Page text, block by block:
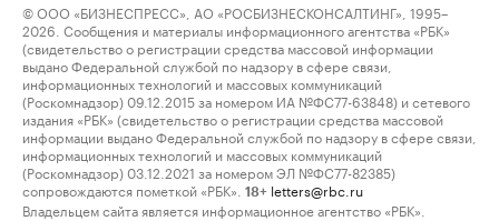
© ООО «БИЗНЕСПРЕСС», АО «РОСБИЗНЕСКОНСАЛТИНГ», 1995–
2026. Сообщения и материалы информационного агентства «РБК»
(свидетельство о регистрации средства массовой информации
выдано Федеральной службой по надзору в сфере связи,
информационных технологий и массовых коммуникаций
(Роскомнадзор) 09.12.2015 за номером ИА №ФС77-63848) и сетевого
издания «РБК» (свидетельство о регистрации средства массовой
информации выдано Федеральной службой по надзору в сфере связи,
информационных технологий и массовых коммуникаций
(Роскомнадзор) 03.12.2021 за номером ЭЛ №ФС77-82385)
сопровождаются пометкой «РБК».
18+ letters@rbc.ru
Владельцем сайта является информационное агентство «РБК».